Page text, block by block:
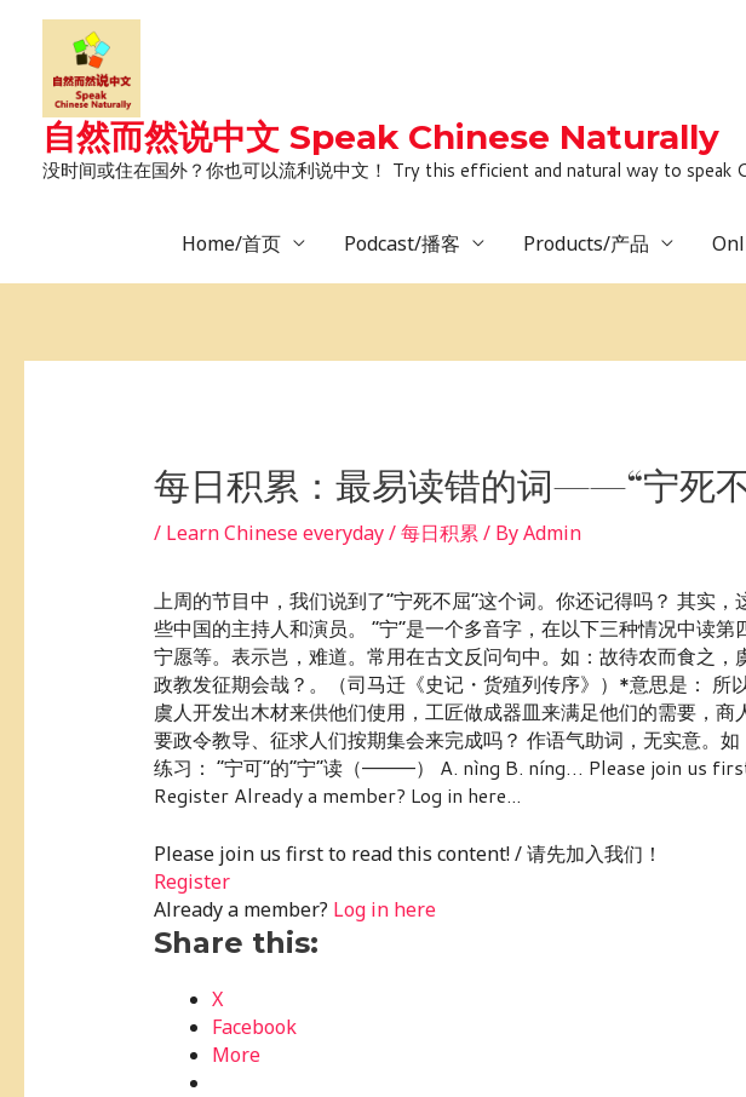
自然而然说中文 Speak Chinese Naturally
没时间或住在国外？你也可以流利说中文！ Try this efficient and natural way to speak
Home/首页 Podcast/播客 Products/产品
每日积累：最易读错的词——“宁死
/ Learn Chinese everyday / 每日积累 / ByAdmin
上周的节目中，我们说到了“宁死不屈”这个词。你还记得吗？ 其实
些中国的主持人和演员。 “宁”是一个多音字，在以下三种情况中读第
宁愿等。表示岂，难道。常用在古文反问句中。如：故待农而食之
政教发征期会哉？。（司马迁《史记・货殖列传序》）*意思是： 所
虞人开发出木材来供他们使用，工匠做成器皿来满足他们的需要，
要政令教导、征求人们按期集会来完成吗？ 作语气助词，无实意。
练习： “宁可”的“宁”读（————） A. nìng B. níng… Please join us
Register Already a member? Log in here...
Please join us first to read this content! / 请先加入我们！
Register
Already a member? Log in here
Share this:
X
Facebook
More